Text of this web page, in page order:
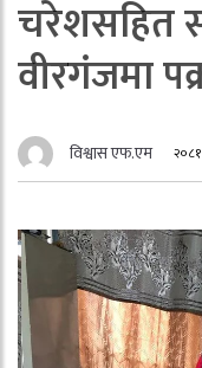
चरेशसहित
वीरगंजमा
विश्वास एफ.एम